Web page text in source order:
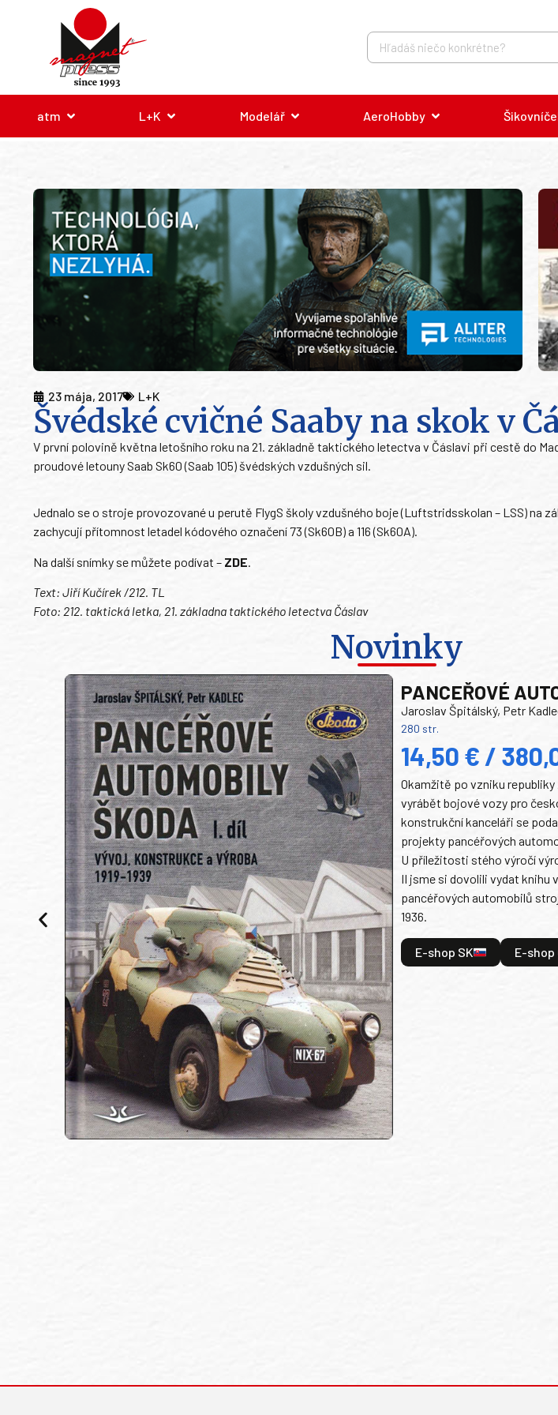
atm L+K Modelář AeroHobby
23 mája, 2017 L+K
Švédské cvičné Saaby na skok v
V první polovině května letošního roku na 21. základně taktického letectva v Čáslavi při cestě do
proudové letouny Saab Sk60 (Saab 105) švédských vzdušných sil.
Jednalo se o stroje provozované u perutě FlygS školy vzdušného boje (Luftstridsskolan – LSS) na
zachycují přítomnost letadel kódového označení 73 (Sk60B) a 116 (Sk60A).
Na další snímky se můžete podívat – ZDE
Text: Jiří Kučírek /212. TL
Foto: 212. taktická letka, 21. základna taktického letectva Čáslav
Novinky
PANCEŘOVÉ
Jaroslav Špitálský, Petr
280 str.
14,50 € /
Okamžitě po vzniku
vyrábět bojové vozy pro
konstrukční kanceláři se
projekty pancéřových
U příležitosti stého výročí
II jsme si dovolili vydat knihu
pancéřových automobilů
1936.
E-shop SK E-shop